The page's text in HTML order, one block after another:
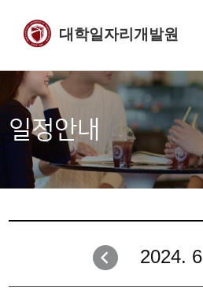
대학일자리개발원
일정안내
2024. 6